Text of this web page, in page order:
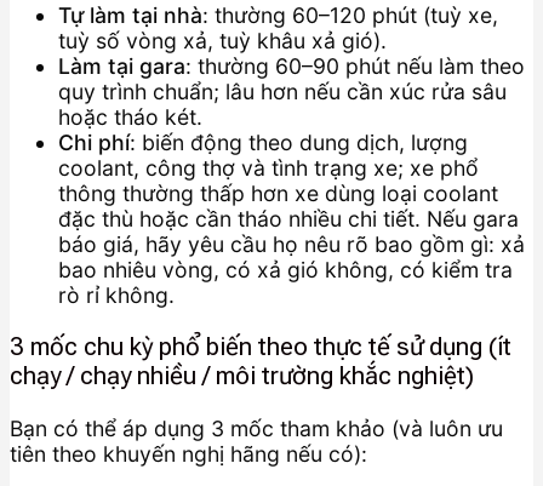
Tự làm tại nhà: thường 60–120 phút (tuỳ xe,
tuỳ số vòng xả, tuỳ khâu xả gió).
Làm tại gara: thường 60–90 phút nếu làm theo
quy trình chuẩn; lâu hơn nếu cần xúc rửa sâu
hoặc tháo két.
Chi phí: biến động theo dung dịch, lượng
coolant, công thợ và tình trạng xe; xe phổ
thông thường thấp hơn xe dùng loại coolant
đặc thù hoặc cần tháo nhiều chi tiết. Nếu gara
báo giá, hãy yêu cầu họ nêu rõ bao gồm gì: xả
bao nhiêu vòng, có xả gió không, có kiểm tra
rò rỉ không.
3 mốc chu kỳ phổ biến theo thực tế sử dụng (ít
chạy / chạy nhiều / môi trường khắc nghiệt)
Bạn có thể áp dụng 3 mốc tham khảo (và luôn ưu
tiên theo khuyến nghị hãng nếu có):